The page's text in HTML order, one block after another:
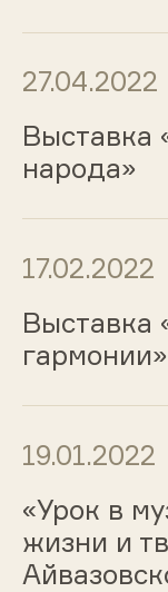
27.04.2022
Выставка
народа»
17.02.2022
Выставка
19.01.2022
«Урок в
жизни и